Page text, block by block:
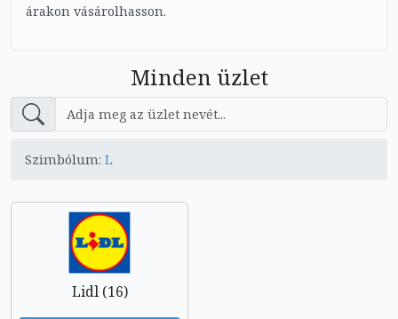
árakon vásárolhasson.
Minden üzlet
Szimbólum: L
Lidl (16)